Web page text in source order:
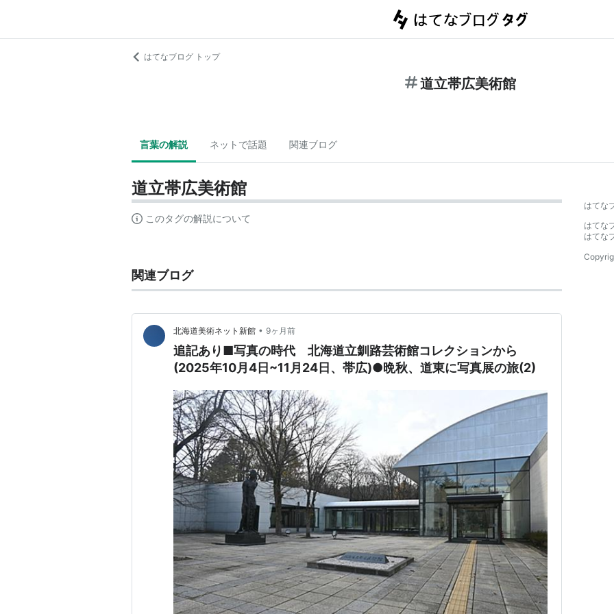
はてなブログ トップ
道立帯広美術館
言葉の解説 ネットで話題 関連ブログ
道立帯広美術館
このタグの解説について
関連ブログ
北海道美術ネット新館 • 9ヶ月前
追記あり■写真の時代 北海道立釧路芸術館コレクションから
(2025年10月4日~11月24日、帯広)●晩秋、道東に写真展の旅(2)
はてな
はてな
はてな